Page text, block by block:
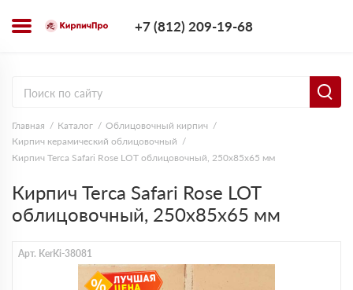
+7 (812) 209-19-68
Главная Каталог
Облицовочный кирпич
Кирпич керамический облицовочный
Кирпич Terca Safari Rose LOT облицовочный, 250х85х65 мм
Кирпич Terca Safari Rose LOT
облицовочный, 250х85х65 мм
Арт. KerKi-38081